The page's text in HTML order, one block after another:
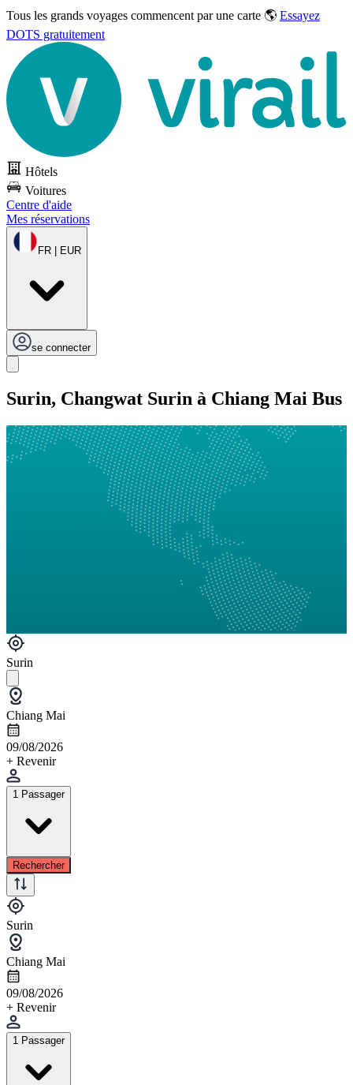
Tous les grands voyages commencent par une carte 🌎 Essayez
DOTS gratuitement
Hôtels
Voitures
Centre d'aide
Mes réservations
FR | EUR
se connecter
Surin, Changwat Surin à Chiang Mai Bus
Surin
Chiang Mai
09/08/2026
+ Revenir
1 Passager
Rechercher
Surin
Chiang Mai
09/08/2026
+ Revenir
1 Passager